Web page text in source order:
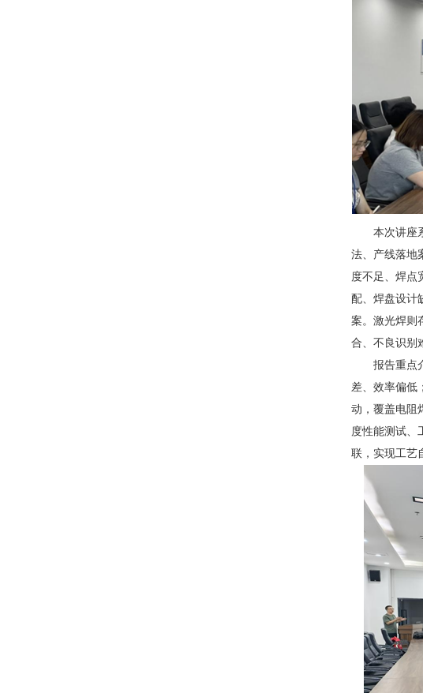
本次讲座系
法、产线落地
度不足、焊点
配、焊盘设计
案。激光焊则
合、不良识别
报告重点介
差、效率偏低
动，覆盖电阻
度性能测试、
联，实现工艺